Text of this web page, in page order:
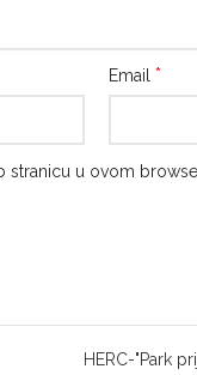
Email*
stranicu u ovom
HERC-"Park